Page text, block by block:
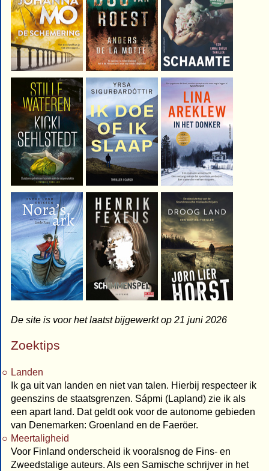
De site is voor het laatst bijgewerkt op 21 juni 2026
Zoektips
Landen
Ik ga uit van landen en niet van talen. Hierbij respecteer ik
geenszins de staatsgrenzen. Sápmi (Lapland) zie ik als
een apart land. Dat geldt ook voor de autonome gebieden
van Denemarken: Groenland en de Faeröer.
Meertaligheid
Voor Finland onderscheid ik vooralsnog de Fins- en
Zweedstalige auteurs. Als een Samische schrijver in het